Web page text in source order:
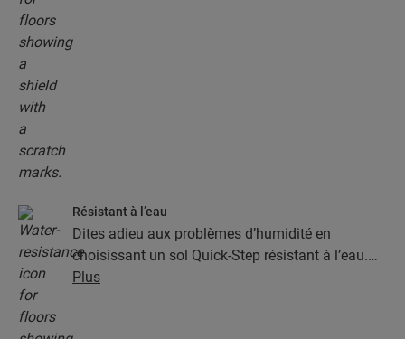
Résistant à l’eau
Dites adieu aux problèmes d’humidité en
choisissant un sol Quick-Step résistant à l’eau.
Ces sols sont non seulement élégants et naturels,
Plus